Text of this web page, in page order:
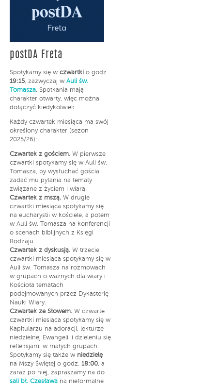
postDA Freta
Spotykamy się w czwartki o godz.
19:15, zazwyczaj w Auli św.
Tomasza. Spotkania mają
charakter otwarty, więc można
dołączyć kiedykolwiek.
Każdy czwartek miesiąca ma swój
określony charakter (sezon
2025/26):
Czwartek z gościem. W pierwsze
czwartki spotykamy się w Auli św.
Tomasza, by wysłuchać gościa i
zadać mu pytania na tematy
związane z życiem i wiarą.
Czwartek z mszą. W drugie
czwartki miesiąca spotykamy się
na eucharystii w kościele, a potem
w Auli św. Tomasza na konferencji
o scenach biblijnych z Księgi
Rodzaju.
Czwartek z dyskusją. W trzecie
czwartki miesiąca spotykamy się w
Auli św. Tomasza na rozmowach
w grupach o ważnych dla wiary i
Kościoła tematach
podejmowanych przez Dykasterię
Nauki Wiary.
Czwartek ze Słowem. W czwarte
czwartki miesiąca spotykamy się w
Kapitularzu na adoracji, lekturze
niedzielnej Ewangelii i dzieleniu się
refleksjami w małych grupach.
Spotykamy się także w niedzielę
na Mszy Świętej o godz. 18:00, a
zaraz po niej, zapraszamy na do
sali bł. Czesława na nieformalne